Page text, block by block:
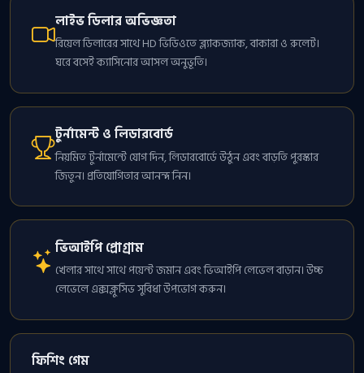
লাইভ ডিলার অভিজ্ঞতা
রিয়েল ডিলারের সাথে HD ভিডিওতে ব্ল্যাকজ্যাক, বাকারা ও রুলেট।
ঘরে বসেই ক্যাসিনোর আসল অনুভূতি।
টুর্নামেন্ট ও লিডারবোর্ড
নিয়মিত টুর্নামেন্টে যোগ দিন, লিডারবোর্ডে উঠুন এবং বাড়তি পুরস্কার
জিতুন। প্রতিযোগিতার আনন্দ নিন।
ভিআইপি প্রোগ্রাম
খেলার সাথে সাথে পয়েন্ট জমান এবং ভিআইপি লেভেল বাড়ান। উচ্চ
লেভেলে এক্সক্লুসিভ সুবিধা উপভোগ করুন।
ফিশিং গেম